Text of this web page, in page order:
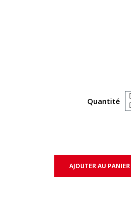
Quantité
AJOUTER AU PANIER